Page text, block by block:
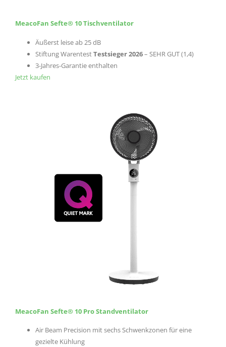
MeacoFan Sefte® 10 Tischventilator
Äußerst leise ab 25 dB
Stiftung WarentestTestsieger2026– SEHR GUT (1,4)
3-Jahres-Garantie enthalten
Jetzt kaufen
MeacoFan Sefte® 10 Pro Standventilator
Air Beam Precision mit sechs Schwenkzonen für eine
gezielte Kühlung